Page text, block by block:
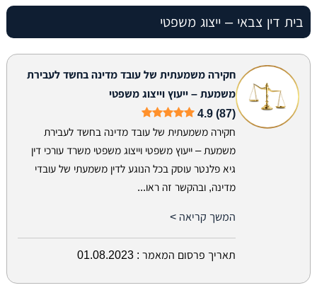
בית דין צבאי – ייצוג משפטי
חקירה משמעתית של עובד מדינה בחשד לעבירת
משמעת – ייעוץ וייצוג משפטי
4.9 (87)
חקירה משמעתית של עובד מדינה בחשד לעבירת
משמעת – ייעוץ משפטי וייצוג משפטי משרד עורכי דין
גיא פלנטר עוסק בכל הנוגע לדין משמעתי של עובדי
מדינה, ובהקשר זה ראו...
המשך קריאה >
תאריך פרסום המאמר : 01.08.2023